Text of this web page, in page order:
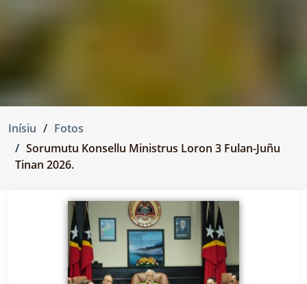
Inísiu
Fotos
Sorumutu Konsellu Ministrus Loron 3 Fulan-Juñu
Tinan 2026.